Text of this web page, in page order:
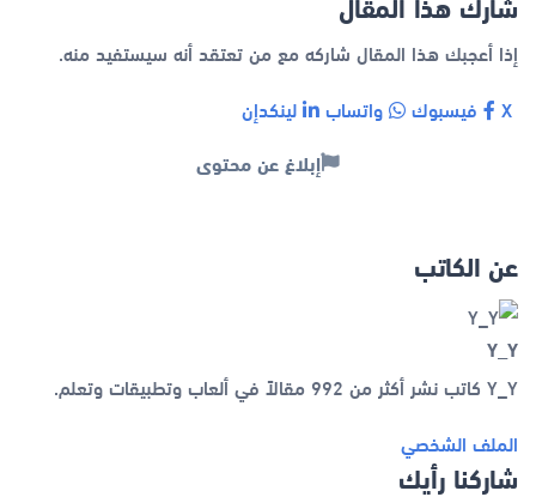
إذا أعجبك هذا المقال شاركه مع من تعتقد أنه سيستفيد منه.
فيسبوك واتساب لينكدإن
إبلاغ عن محتوى
عن الكاتب
Y_Y
Y_Y كاتب نشر أكثر من 992 مقالاً في ألعاب وتطبيقات وتعلم.
الملف الشخصي
شاركنا رأيك